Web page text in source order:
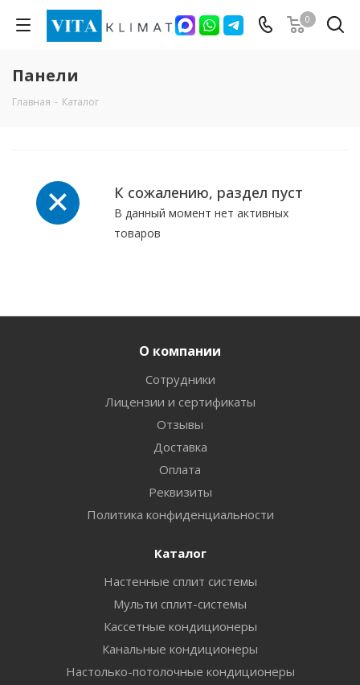
0
Панели
Главная - Каталог
К сожалению, раздел пуст
В данный момент нет активных
товаров
О компании
Сотрудники
Лицензии и сертификаты
Отзывы
Доставка
Оплата
Реквизиты
Политика конфиденциальности
Каталог
Настенные сплит системы
Мульти сплит-системы
Кассетные кондиционеры
Канальные кондиционеры
Настолько-потолочные кондиционеры